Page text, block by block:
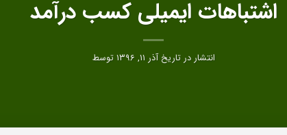
اشتباهات ایمیلی کسب درآمد
انتشار در تاریخآذر ۱۱, ۱۳۹۶ توسط